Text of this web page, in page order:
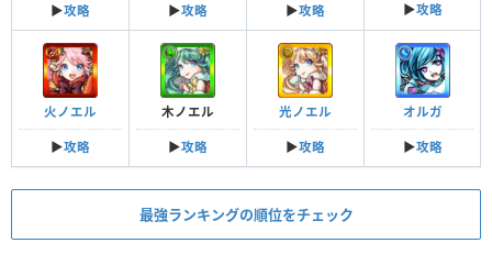
▶︎攻略 ▶︎攻略 ▶︎攻略 ▶︎攻略
火ノエル
▶︎攻略
木ノエル
▶︎攻略
光ノエル
▶︎攻略
オルガ
▶︎攻略
最強ランキングの順位をチェック